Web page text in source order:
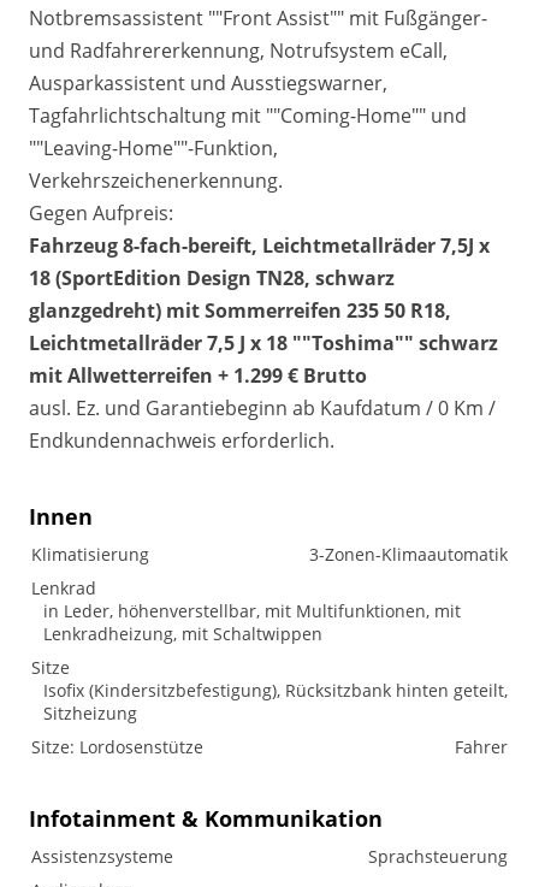
Notbremsassistent ""Front Assist"" mit Fußgänger-
und Radfahrererkennung, Notrufsystem eCall,
Ausparkassistent und Ausstiegswarner,
Tagfahrlichtschaltung mit ""Coming-Home"" und
""Leaving-Home""-Funktion,
Verkehrszeichenerkennung.
Gegen Aufpreis:
Fahrzeug 8-fach-bereift, Leichtmetallräder 7,5J x
18 (SportEdition Design TN28, schwarz
glanzgedreht) mit Sommerreifen 235 50 R18,
Leichtmetallräder 7,5 J x 18 ""Toshima"" schwarz
mit Allwetterreifen + 1.299 € Brutto
ausl. Ez. und Garantiebeginn ab Kaufdatum / 0 Km /
Endkundennachweis erforderlich.
Innen
Klimatisierung
3-Zonen-Klimaautomatik
Lenkrad
in Leder, höhenverstellbar, mit Multifunktionen, mit
Lenkradheizung, mit Schaltwippen
Sitze
Isofix (Kindersitzbefestigung), Rücksitzbank hinten geteilt,
Sitzheizung
Sitze: Lordosenstütze
Fahrer
Infotainment & Kommunikation
Assistenzsysteme
Sprachsteuerung